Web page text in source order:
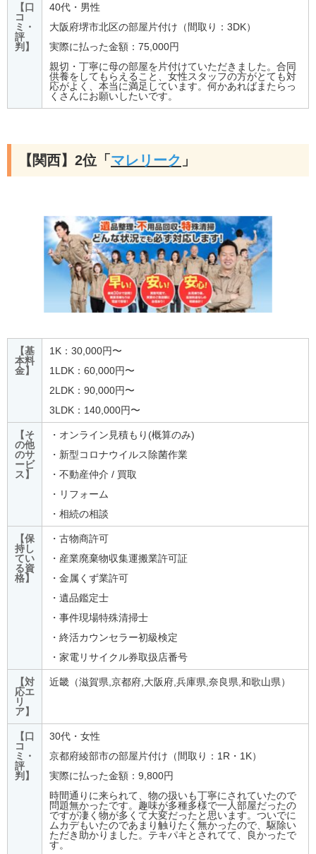
【口
コ
ミ・
評
判】
40代・男性
大阪府堺市北区の部屋片付け（間取り：3DK）
実際に払った金額：75,000円
親切・丁寧に母の部屋を片付けていただきました。合同
供養をしてもらえること、女性スタッフの方がとても対
応がよく、本当に満足しています。何かあればまたらっ
くさんにお願いしたいです。
【関西】2位「 マレリーク 」
【基
本料
金】
1K：30,000円〜
1LDK：60,000円〜
2LDK：90,000円〜
3LDK：140,000円〜
【そ
の他
のサ
ービ
ス】
・オンライン見積もり(概算のみ)
・新型コロナウイルス除菌作業
・不動産仲介 / 買取
・リフォーム
・相続の相談
【保
持し
てい
る資
格】
・古物商許可
・産業廃棄物収集運搬業許可証
・金属くず業許可
・遺品鑑定士
・事件現場特殊清掃士
・終活カウンセラー初級検定
・家電リサイクル券取扱店番号
【対
応エ
リ
ア】
近畿（滋賀県,京都府,大阪府,兵庫県,奈良県,和歌山県）
【口
コ
ミ・
評
判】
30代・女性
京都府綾部市の部屋片付け（間取り：1R・1K）
実際に払った金額：9,800円
時間通りに来られて、物の扱いも丁寧にされていたので
問題無かったです。趣味が多種多様で一人部屋だったの
ですが凄く物が多くて大変だったと思います。ついでに
ムカデもいたのであまり触りたく無かったので、駆除い
ただき助かりました。テキパキとされてて、良かったで
す。